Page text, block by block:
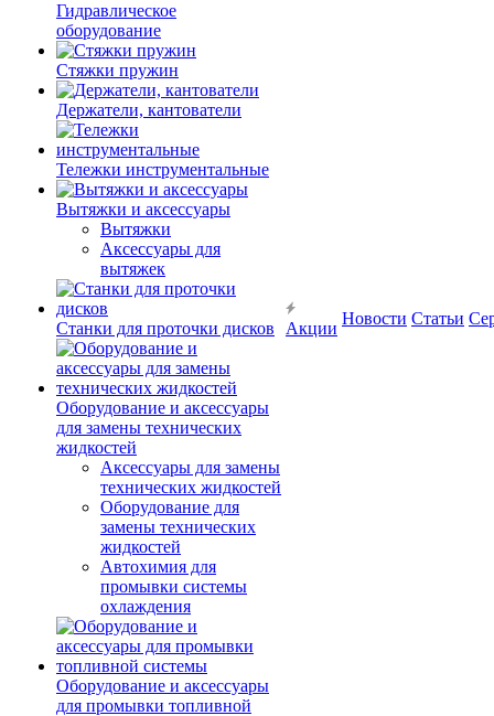
Гидравлическое
оборудование
Стяжки пружин
Держатели, кантователи
Тележки инструментальные
Вытяжки и аксессуары
Вытяжки
Аксессуары для
вытяжек
Станки для проточки дисков
Оборудование и аксессуары
для замены технических
жидкостей
Аксессуары для замены
технических жидкостей
Оборудование для
замены технических
жидкостей
Автохимия для
промывки системы
охлаждения
Оборудование и аксессуары
для промывки топливной
Акции
Новости Статьи